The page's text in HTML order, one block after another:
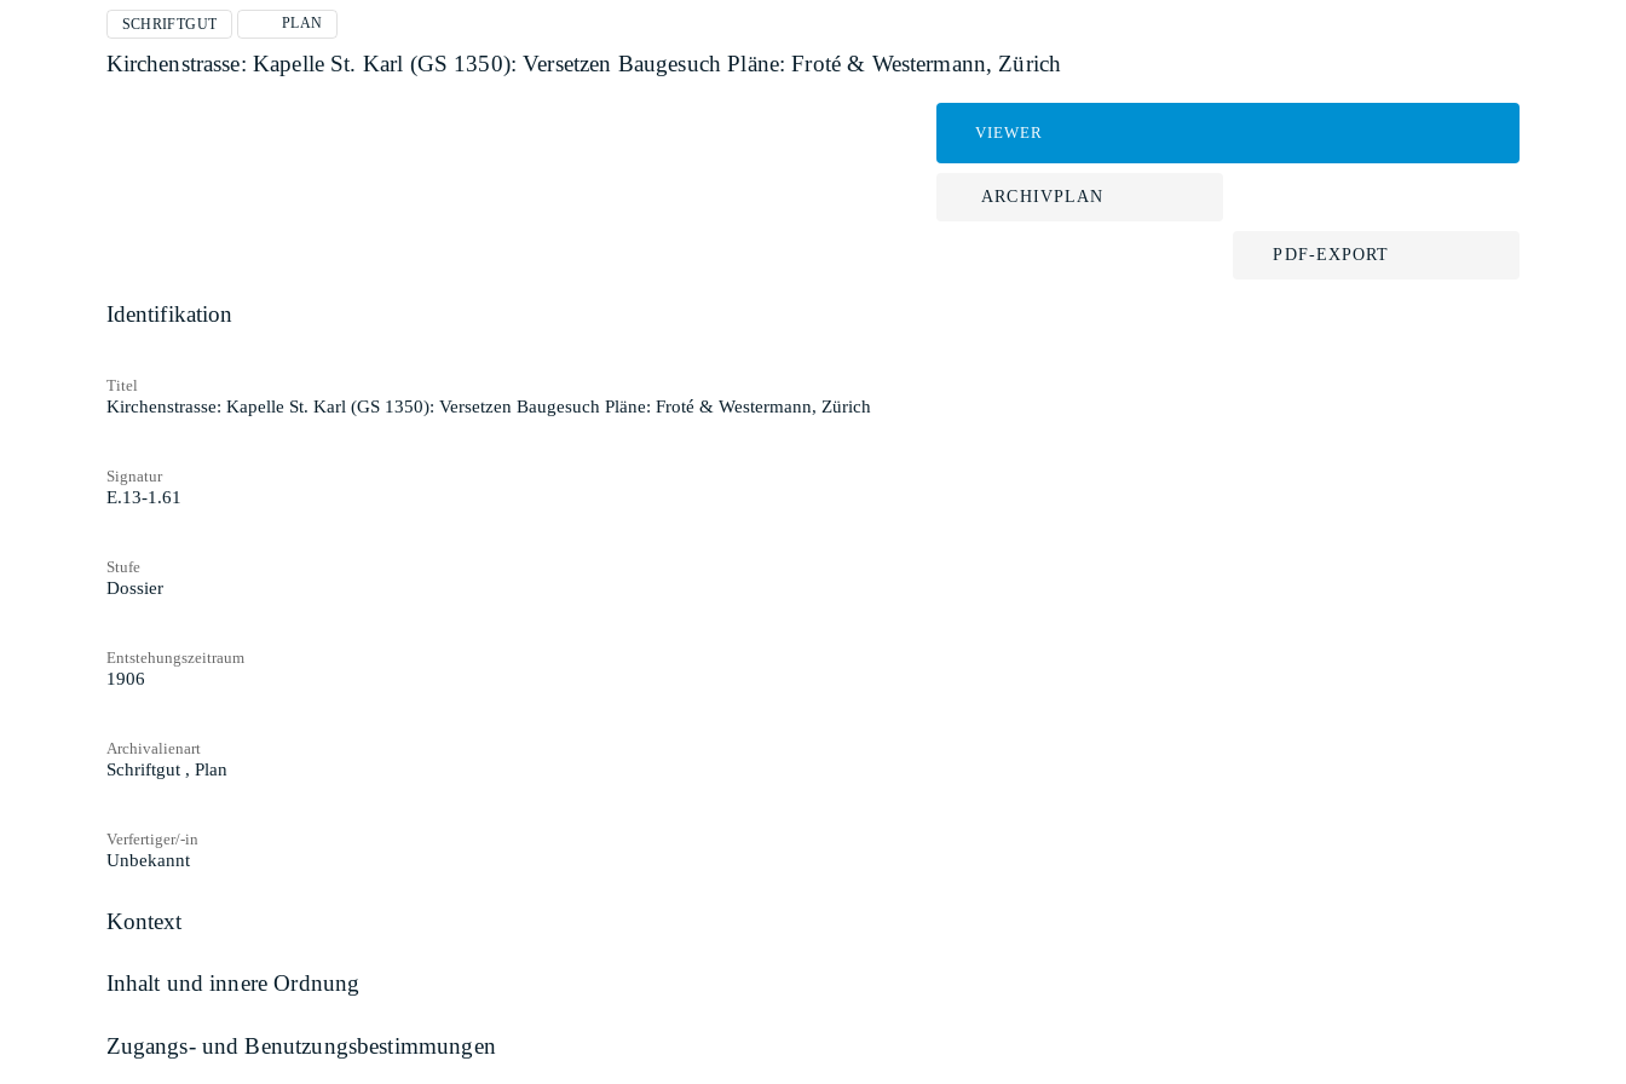
SCHRIFTGUT PLAN
Kirchenstrasse: Kapelle St. Karl (GS 1350): Versetzen Baugesuch Pläne: Froté & Westermann, Zürich
VIEWER
ARCHIVPLAN
PDF-EXPORT
Identifikation
Titel
Kirchenstrasse: Kapelle St. Karl (GS 1350): Versetzen Baugesuch Pläne: Froté & Westermann, Zürich
Signatur
E.13-1.61
Stufe
Dossier
Entstehungszeitraum
1906
Archivalienart
Schriftgut , Plan
Verfertiger/-in
Unbekannt
Kontext
Inhalt und innere Ordnung
Zugangs- und Benutzungsbestimmungen